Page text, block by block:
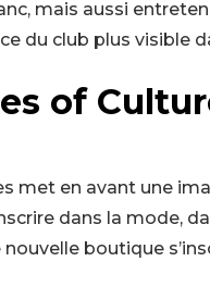
mais aussi
du club plus visible
of
met en avant une
dans la mode,
boutique